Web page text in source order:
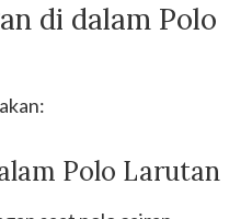
di dalam Polo
Polo Larutan